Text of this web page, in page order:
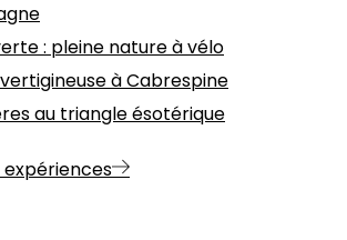
: pleine nature à vélo
à Cabrespine
au triangle ésotérique
expériences